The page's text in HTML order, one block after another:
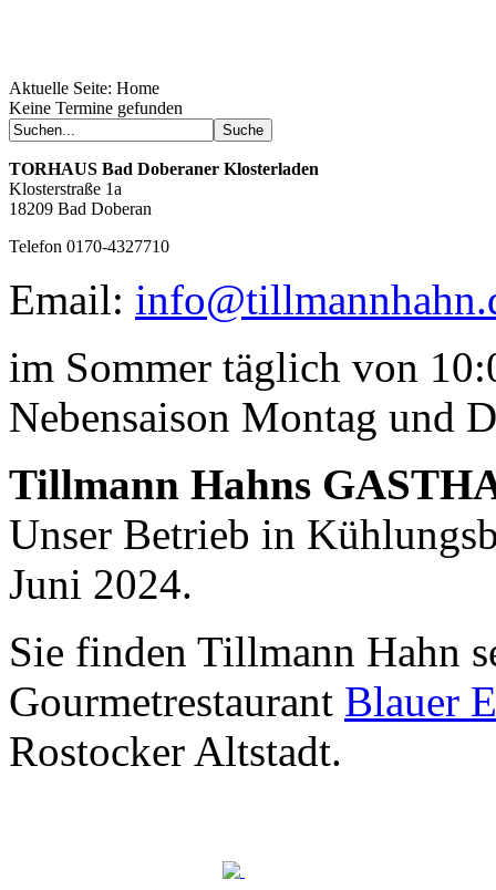
Geheimnisse, die
keine sind.
Ein Potpourri professioneller Rezepte.
regionalen Küche. Nachkochbar, aber
Modernes Kochen mit dem Blick für
Regionalität, Frische und
Wirtschaftlichkeit.
Geheimnisse, die
Aktuelle Seite: Home
Keine Termine gefunden
TORHAUS Bad Doberaner Klosterladen
Klosterstraße 1a
18209 Bad Doberan
Telefon 0170-4327710
Email:
im Sommer täglich von
Nebensaison Montag und
Tillmann Hahns
Unser Betrieb in
Juni 2024.
Sie finden Tillmann Hahn
Gourmetrestaurant Blauer
Rostocker Altstadt.